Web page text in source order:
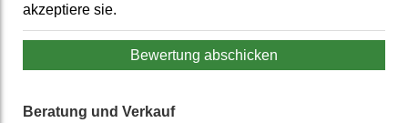
akzeptiere sie.
Bewertung abschicken
Beratung und Verkauf